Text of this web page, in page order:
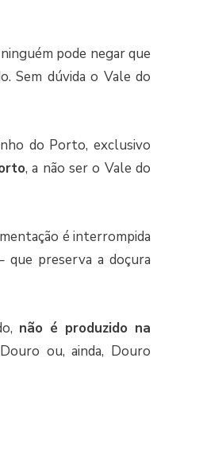
pode negar que
Sem dúvida o Vale do
do Porto, exclusivo
, a não ser o Vale do
é interrompida
que preserva a doçura
não é produzido na
ou, ainda, Douro